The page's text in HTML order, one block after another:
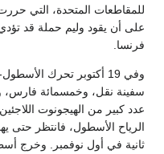
للمقاطعات المتحدة، التي
على أن يقود وليم حملة قد
فرنسا.
وفي 19 أكتوبر تحرك
سفينة نقل، وخمسمائة فارس،
عدد كبير من الهيجونوت
الرياح الأسطول، فانتظر حتى
ثانية في أول نوفمبر. وخرج